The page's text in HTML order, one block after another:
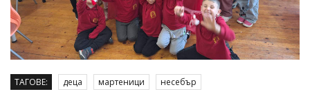
ТАГОВЕ: деца мартеници несебър